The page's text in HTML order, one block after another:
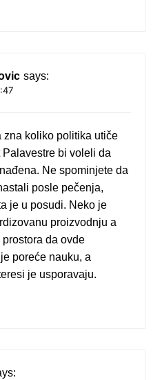
says:
zna koliko politika utiče
bi voleli da
Ne spominjete da
posle pečenja,
je u posudi. Neko je
proizvodnju a
da ovde
poreće nauku, a
je usporavaju.